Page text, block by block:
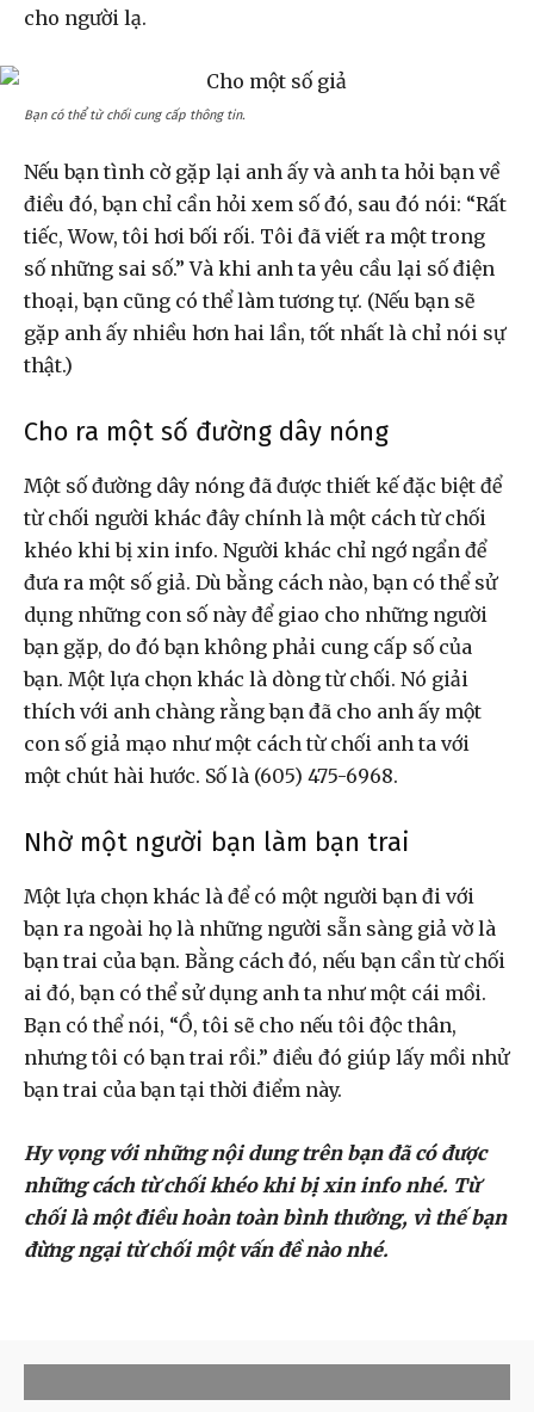
cho người lạ.
Bạn có thể từ chối cung cấp thông tin.
Nếu bạn tình cờ gặp lại anh ấy và anh ta hỏi bạn về
điều đó, bạn chỉ cần hỏi xem số đó, sau đó nói: “Rất
tiếc, Wow, tôi hơi bối rối. Tôi đã viết ra một trong
số những sai số.” Và khi anh ta yêu cầu lại số điện
thoại, bạn cũng có thể làm tương tự. (Nếu bạn sẽ
gặp anh ấy nhiều hơn hai lần, tốt nhất là chỉ nói sự
thật.)
Cho ra một số đường dây nóng
Một số đường dây nóng đã được thiết kế đặc biệt để
từ chối người khác đây chính là một cách từ chối
khéo khi bị xin info. Người khác chỉ ngớ ngẩn để
đưa ra một số giả. Dù bằng cách nào, bạn có thể sử
dụng những con số này để giao cho những người
bạn gặp, do đó bạn không phải cung cấp số của
bạn. Một lựa chọn khác là dòng từ chối. Nó giải
thích với anh chàng rằng bạn đã cho anh ấy một
con số giả mạo như một cách từ chối anh ta với
một chút hài hước. Số là (605) 475-6968.
Nhờ một người bạn làm bạn trai
Một lựa chọn khác là để có một người bạn đi với
bạn ra ngoài họ là những người sẵn sàng giả vờ là
bạn trai của bạn. Bằng cách đó, nếu bạn cần từ chối
ai đó, bạn có thể sử dụng anh ta như một cái mồi.
Bạn có thể nói, “Ồ, tôi sẽ cho nếu tôi độc thân,
nhưng tôi có bạn trai rồi.” điều đó giúp lấy mồi nhử
bạn trai của bạn tại thời điểm này.
Hy vọng với những nội dung trên bạn đã có được
những cách từ chối khéo khi bị xin info nhé. Từ
chối là một điều hoàn toàn bình thường, vì thế bạn
đừng ngại từ chối một vấn đề nào nhé.